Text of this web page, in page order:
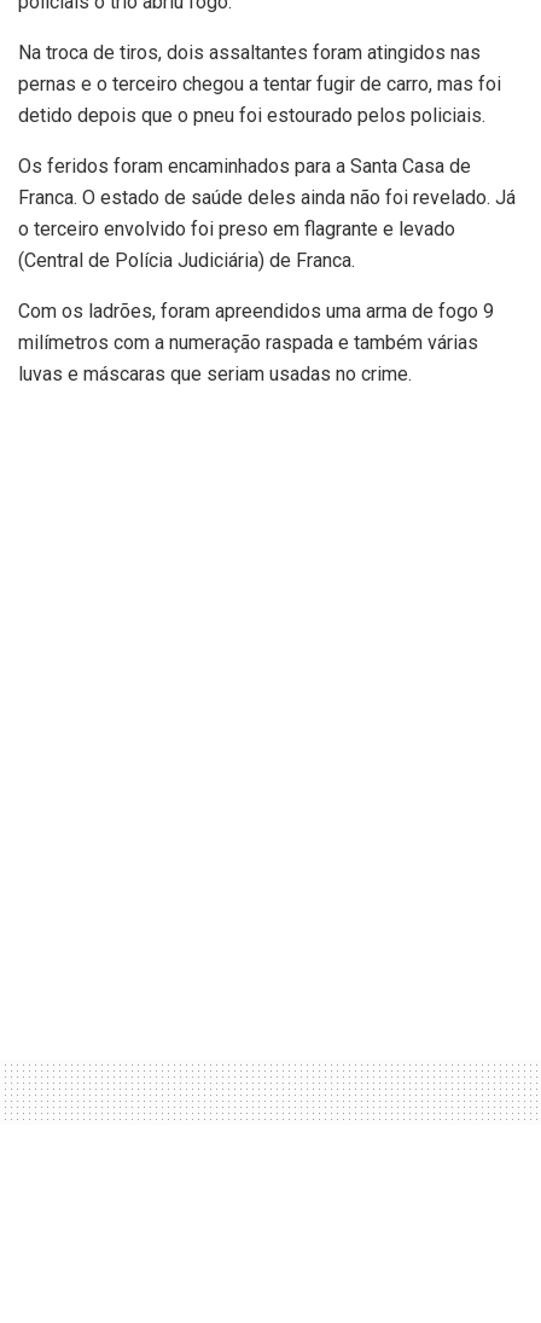
Na troca de tiros, dois assaltantes foram atingidos nas
pernas e o terceiro chegou a tentar fugir de carro, mas foi
detido depois que o pneu foi estourado pelos policiais.
Os feridos foram encaminhados para a Santa Casa de
Franca. O estado de saúde deles ainda não foi revelado. Já
o terceiro envolvido foi preso em flagrante e levado
(Central de Polícia Judiciária) de Franca.
Com os ladrões, foram apreendidos uma arma de fogo 9
milímetros com a numeração raspada e também várias
luvas e máscaras que seriam usadas no crime.